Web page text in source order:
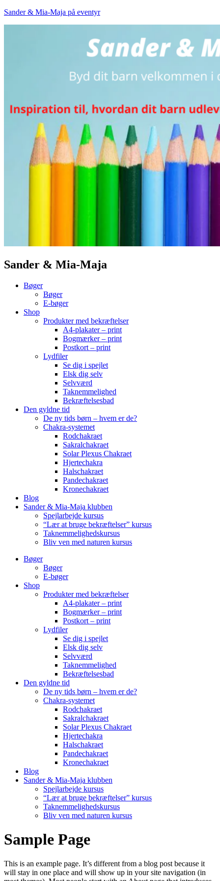
Sander & Mia-Maja på eventyr
Sander & Mia-Maja
Bøger
Bøger
E-bøger
Shop
Produkter med bekræftelser
A4-plakater – print
Bogmærker – print
Postkort – print
Lydfiler
Se dig i spejlet
Elsk dig selv
Selvværd
Taknemmelighed
Bekræftelsesbad
Den gyldne tid
De ny tids børn – hvem er de?
Chakra-systemet
Rodchakraet
Sakralchakraet
Solar Plexus Chakraet
Hjertechakra
Halschakraet
Pandechakraet
Kronechakraet
Blog
Sander & Mia-Maja klubben
Spejlarbejde kursus
“Lær at bruge bekræftelser” kursus
Taknemmelighedskursus
Bliv ven med naturen kursus
Bøger
Bøger
E-bøger
Shop
Produkter med bekræftelser
A4-plakater – print
Bogmærker – print
Postkort – print
Lydfiler
Se dig i spejlet
Elsk dig selv
Selvværd
Taknemmelighed
Bekræftelsesbad
Den gyldne tid
De ny tids børn – hvem er de?
Chakra-systemet
Rodchakraet
Sakralchakraet
Solar Plexus Chakraet
Hjertechakra
Halschakraet
Pandechakraet
Kronechakraet
Blog
Sander & Mia-Maja klubben
Spejlarbejde kursus
“Lær at bruge bekræftelser” kursus
Taknemmelighedskursus
Bliv ven med naturen kursus
Sample Page
This is an example page. It’s different from a blog post because it
will stay in one place and will show up in your site navigation (in